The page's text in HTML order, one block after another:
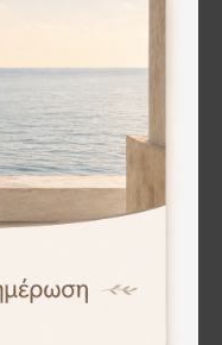
ΚΕΡΑΜΙΚH ΔΙΑΚΟΣΜΗΤΙΚH ΠΙΑΤΕΛΑ ΕΚΡΟΥ ΑΜΜΟΥ ΦΥΛΛΟ - 40x19x7cm 1/8KIB
34.20€
Άμεση Αγορά